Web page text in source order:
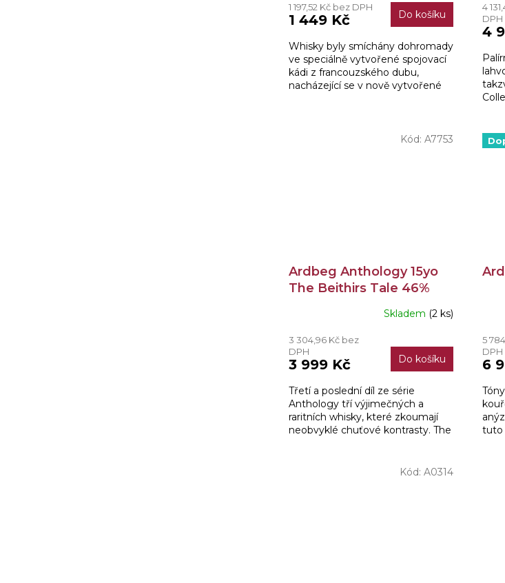
1 197,52 Kč bez DPH
1 449 Kč Do košíku
Whisky byly smíchány dohromady
ve speciálně vytvořené spojovací
kádi z francouzského dubu,
nacházející se v nově vytvořené
4
DPH
4
Ardbeg Anthology 15yo
The Beithirs Tale 46%
Skladem (2 ks)
3 304,96 Kč bez
DPH
3 999 Kč Do košíku
Třetí a poslední díl ze série
Anthology tří výjimečných a
raritních whisky, které zkoumají
neobvyklé chuťové kontrasty. The
Kód: A7753
5
DPH
6
tuto
Kód: A0314